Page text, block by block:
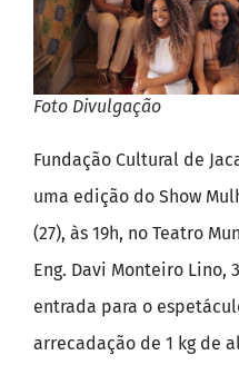
Foto Divulgação
Fundação Cultural de
uma edição do Show
(27), às 19h, no Teatro
Eng. Davi Monteiro Lino,
entrada para o
arrecadação de 1 kg de